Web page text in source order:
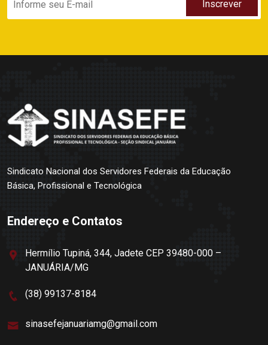
Sindicato Nacional dos Servidores Federais da Educação
Básica, Profissional e Tecnológica
Endereço e Contatos
Hermílio Tupiná, 344, Jadete CEP 39480-000 –
JANUÁRIA/MG
(38) 99137-8184
sinasefejanuariamg@gmail.com